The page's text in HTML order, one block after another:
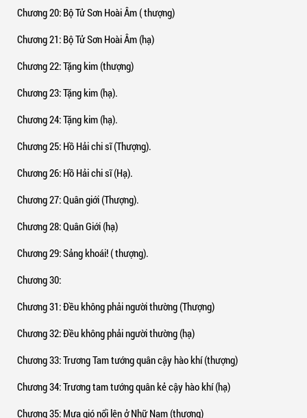
Chương 20: Bộ Tử Sơn Hoài Âm ( thượng)
Chương 21: Bộ Tử Sơn Hoài Âm (hạ)
Chương 22: Tặng kim (thượng)
Chương 23: Tặng kim (hạ).
Chương 24: Tặng kim (hạ).
Chương 25: Hồ Hải chi sĩ (Thượng).
Chương 26: Hồ Hải chi sĩ (Hạ).
Chương 27: Quân giới (Thượng).
Chương 28: Quân Giới (hạ)
Chương 29: Sảng khoái! ( thượng).
Chương 30:
Chương 31: Đều không phải người thường (Thượng)
Chương 32: Đều không phải người thường (hạ)
Chương 33: Trương Tam tướng quân cậy hào khí (thượng)
Chương 34: Trương tam tướng quân kẻ cậy hào khí (hạ)
Chương 35: Mưa gió nổi lên ở Nhữ Nam (thượng)